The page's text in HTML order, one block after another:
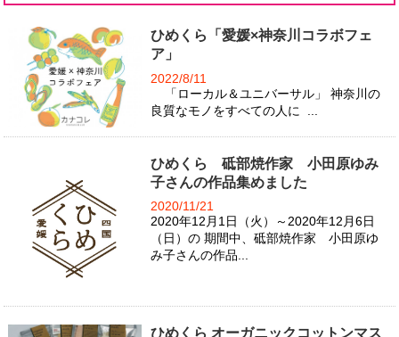
ひめくら「愛媛×神奈川コラボフェ
ア」
2022/8/11
「ローカル＆ユニバーサル」 神奈川の
良質なモノをすべての人に ...
ひめくら 砥部焼作家 小田原ゆみ
子さんの作品集めました
2020/11/21
2020年12月1日（火）～2020年12月6日
（日）の 期間中、砥部焼作家 小田原ゆ
み子さんの作品...
ひめくら オーガニックコットンマス